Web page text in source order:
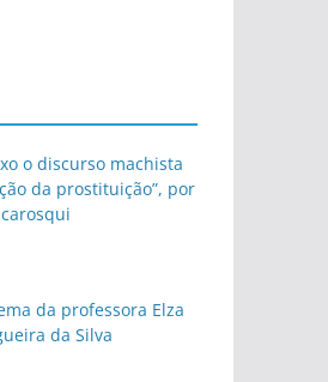
o discurso machista
da prostituição”, por
da professora Elza
da Silva